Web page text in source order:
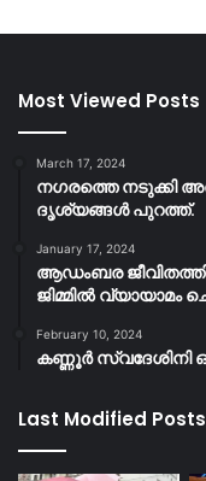
Most Viewed Posts
March 17, 2024
നഗരത്തെ നടുക്കി
ദൃശ്യങ്ങൾ പുറത്ത്.
January 17, 2024
ആഡംബര
ജിമ്മില്‍
February 10, 2024
കണ്ണൂർ സ്വദേശിനി
Last Modified Posts